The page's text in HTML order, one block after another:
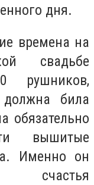
дня.
времена на
свадьбе
рушников,
била
обязательно
вышитые
Именно он
счастья